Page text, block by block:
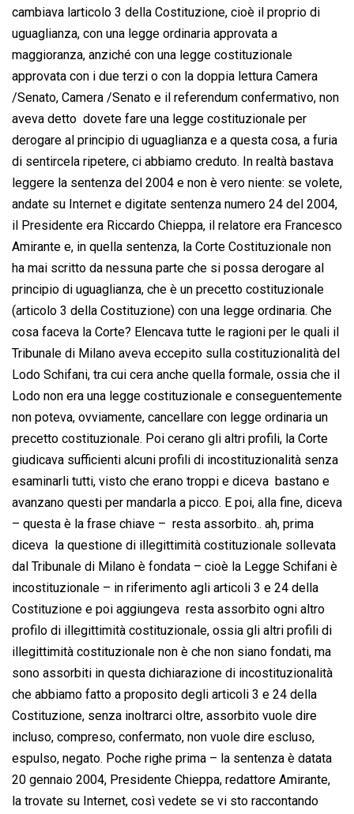
cambiava larticolo 3 della Costituzione, cioè il proprio di
uguaglianza, con una legge ordinaria approvata a
maggioranza, anziché con una legge costituzionale
approvata con i due terzi o con la doppia lettura Camera
/Senato, Camera /Senato e il referendum confermativo, non
aveva detto  dovete fare una legge costituzionale per
derogare al principio di uguaglianza e a questa cosa, a furia
di sentircela ripetere, ci abbiamo creduto. In realtà bastava
leggere la sentenza del 2004 e non è vero niente: se volete,
andate su Internet e digitate sentenza numero 24 del 2004,
il Presidente era Riccardo Chieppa, il relatore era Francesco
Amirante e, in quella sentenza, la Corte Costituzionale non
ha mai scritto da nessuna parte che si possa derogare al
principio di uguaglianza, che è un precetto costituzionale
(articolo 3 della Costituzione) con una legge ordinaria. Che
cosa faceva la Corte? Elencava tutte le ragioni per le quali il
Tribunale di Milano aveva eccepito sulla costituzionalità del
Lodo Schifani, tra cui cera anche quella formale, ossia che il
Lodo non era una legge costituzionale e conseguentemente
non poteva, ovviamente, cancellare con legge ordinaria un
precetto costituzionale. Poi cerano gli altri profili, la Corte
giudicava sufficienti alcuni profili di incostituzionalità senza
esaminarli tutti, visto che erano troppi e diceva  bastano e
avanzano questi per mandarla a picco. E poi, alla fine, diceva
– questa è la frase chiave –  resta assorbito.. ah, prima
diceva  la questione di illegittimità costituzionale sollevata
dal Tribunale di Milano è fondata – cioè la Legge Schifani è
incostituzionale – in riferimento agli articoli 3 e 24 della
Costituzione e poi aggiungeva  resta assorbito ogni altro
profilo di illegittimità costituzionale, ossia gli altri profili di
illegittimità costituzionale non è che non siano fondati, ma
sono assorbiti in questa dichiarazione di incostituzionalità
che abbiamo fatto a proposito degli articoli 3 e 24 della
Costituzione, senza inoltrarci oltre, assorbito vuole dire
incluso, compreso, confermato, non vuole dire escluso,
espulso, negato. Poche righe prima – la sentenza è datata
20 gennaio 2004, Presidente Chieppa, redattore Amirante,
la trovate su Internet, così vedete se vi sto raccontando